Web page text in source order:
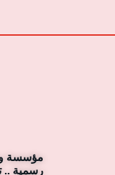
رسمية ..